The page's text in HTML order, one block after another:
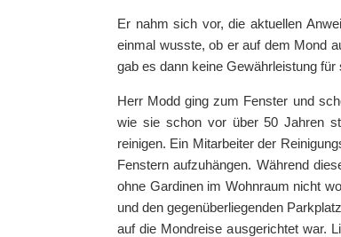
Er nahm sich vor, die aktuellen
einmal wusste, ob er auf dem Mond
gab es dann keine Gewährleistung für
Herr Modd ging zum Fenster und
wie sie schon vor über 50 Jahren
reinigen. Ein Mitarbeiter der
Fenstern aufzuhängen. Während
ohne Gardinen im Wohnraum nicht
und den gegenüberliegenden
auf die Mondreise ausgerichtet war.